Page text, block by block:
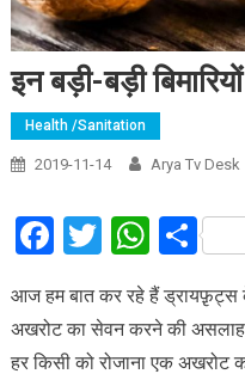
इन बड़ी-बड़ी
Health /Sanitation
2019-11-14 Arya Tv Desk
Facebook
Twitter
आज हम बात कर रहे हैं ड्रायफ़ृट्स
अखरोट का सेवन करने की असलाह
हर किसी को रोजाना एक अखरोट